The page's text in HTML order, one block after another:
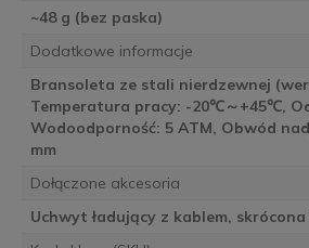
~48 g (bez paska)
Dodatkowe informacje
Bransoleta ze stali nierdzewnej
Temperatura pracy: -20℃～+45℃,
Wodoodporność: 5 ATM, Obwód
mm
Dołączone akcesoria
Uchwyt ładujący z kablem,